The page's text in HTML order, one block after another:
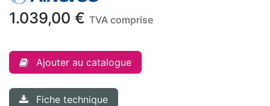
1.039,00 € TVA comprise
Ajouter au catalogue
Fiche technique